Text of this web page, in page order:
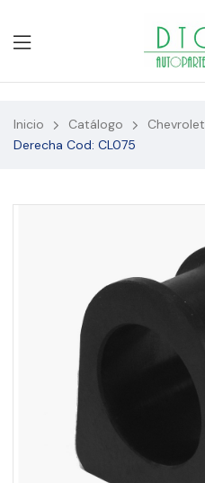
Inicio Catálogo Chevrolet
Derecha Cod: CL075